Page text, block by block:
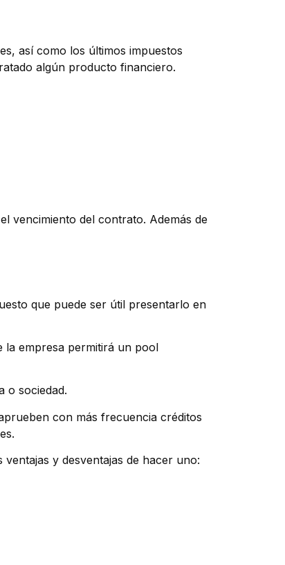
así como los últimos impuestos
algún producto financiero.
vencimiento del contrato. Además de
que puede ser útil presentarlo en
la empresa permitirá un pool
o sociedad.
con más frecuencia créditos
y desventajas de hacer uno: